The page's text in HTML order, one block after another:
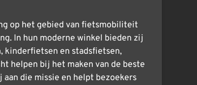
op het gebied van fietsmobiliteit
In hun moderne winkel bieden zij
kinderfietsen en stadsfietsen,
helpen bij het maken van de beste
die missie en helpt bezoekers